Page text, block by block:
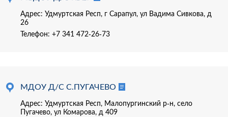
Адрес: Удмуртская Респ, г Сарапул, ул Вадима Сивкова, д
26
Телефон: +7 341 472-26-73
МДОУ Д/С С.ПУГАЧЕВО
Адрес: Удмуртская Респ, Малопургинский р-н, село
Пугачево, ул Комарова, д 409